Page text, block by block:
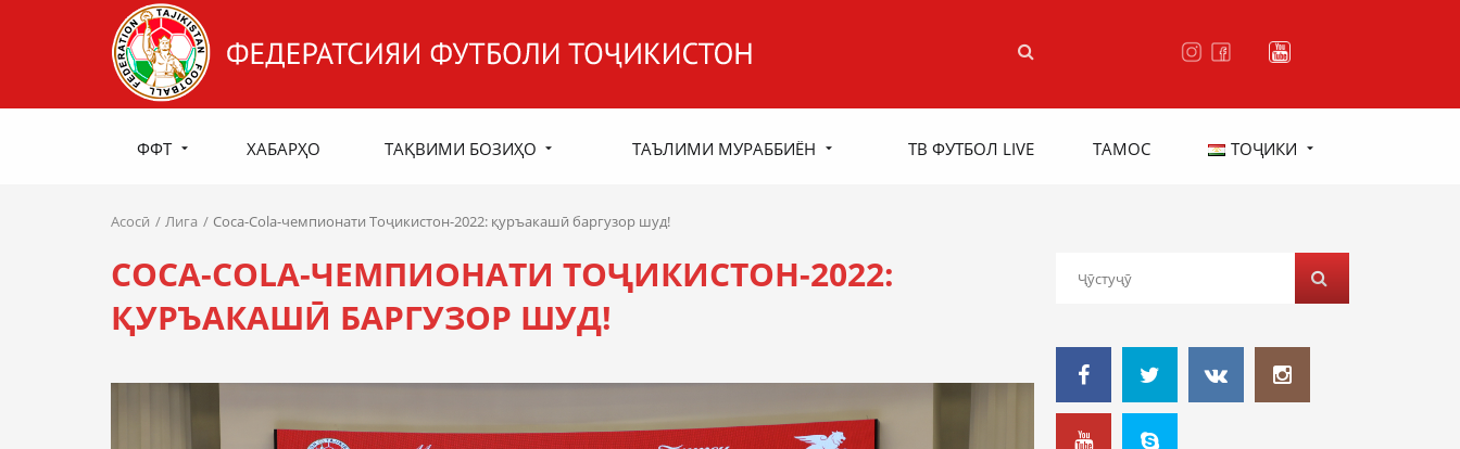
ФФТ ХАБАРҲО ТАҚВИМИ БОЗИҲО ТАЪЛИМИ МУРАББИЁН ТВ ФУТБОЛ LIVE ТАМОС ТОҶИКИ
Асосӣ Лига Coca-Cola-чемпионати Тоҷикистон-2022: қуръакашӣ баргузор шуд!
COCA-COLA-ЧЕМПИОНАТИ ТОҶИКИСТОН-2022:
ҚУРЪАКАШӢ БАРГУЗОР ШУД!